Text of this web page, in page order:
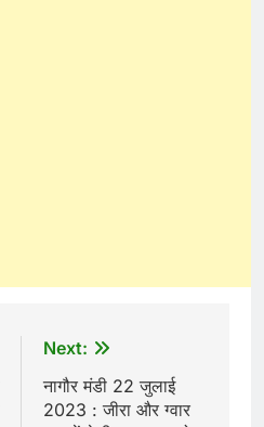
Next:
नागौर मंडी 22 जुलाई
2023 : जीरा और ग्वार